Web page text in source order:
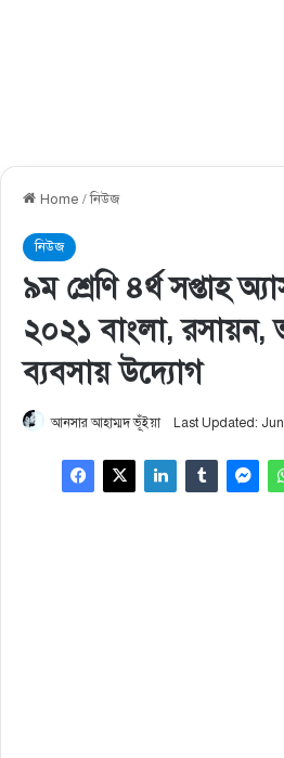
Home /নিউজ
নিউজ
৯ম শ্রেণি ৪র্থ সপ্তাহ
২০২১ বাংলা,
ব্যবসায় উদ্যোগ
আনসার আহাম্মদ ভূঁইয়া Last Updated: